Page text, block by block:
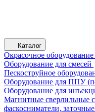
Каталог
Окрасочное оборудование
Оборудование для смесей
Пескоструйное
Оборудование для ППУ
Оборудование для
Магнитные сверлильные
фаскосниматели,